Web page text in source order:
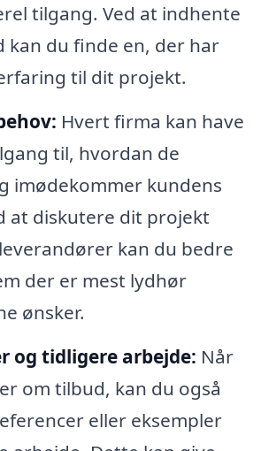
tilgang. Ved at indhente
kan du finde en, der har
til dit projekt.
Hvert firma kan have
til, hvordan de
imødekommer kundens
at diskutere dit projekt
kan du bedre
der er mest lydhør
ønsker.
og tidligere arbejde: Når
om tilbud, kan du også
eller eksempler